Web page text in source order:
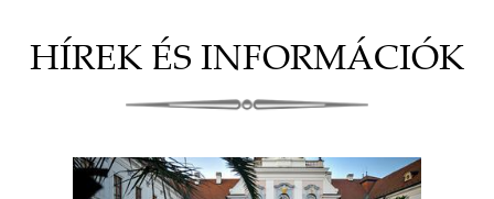
HÍREK ÉS INFORMÁCIÓK